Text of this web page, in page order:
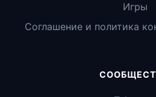
Игры
Соглашение и политика